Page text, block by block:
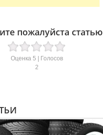
пожалуйста статью
Оценка 5 | Голосов
2